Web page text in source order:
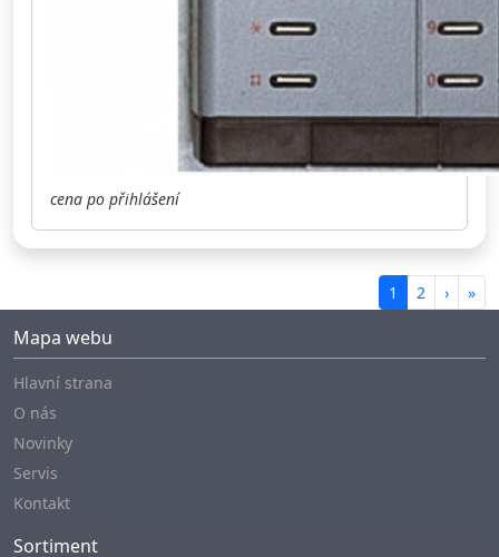
cena po přihlášení
1 2 › »
Mapa webu
Hlavní strana
O nás
Novinky
Servis
Kontakt
Sortiment